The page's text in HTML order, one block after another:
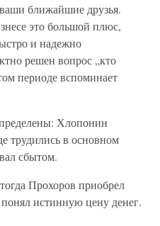
ближайшие друзья.
это большой плюс,
и надежно
решен вопрос „кто
периоде вспоминает
Хлопонин
трудились в основном
сбытом.
Прохоров приобрел
истинную цену денег.